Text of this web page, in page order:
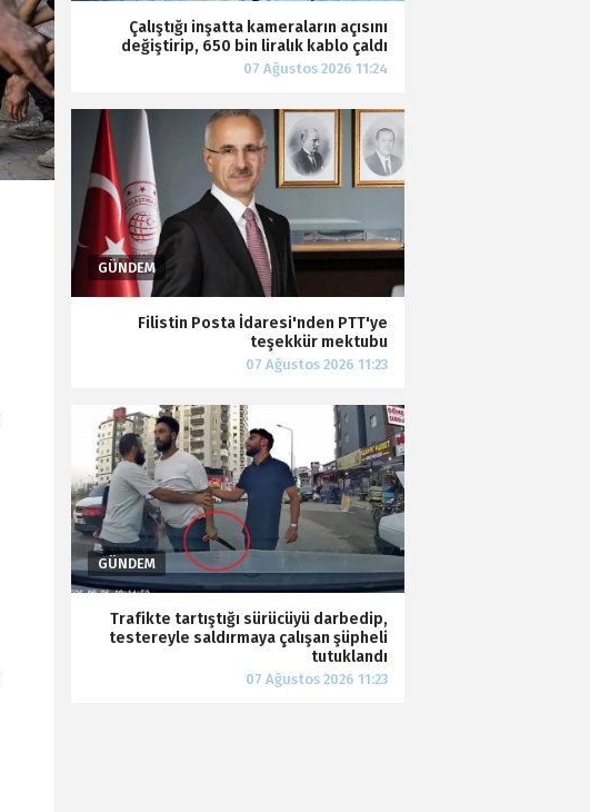
Çalıştığı inşatta kameraların açısını
değiştirip, 650 bin liralık kablo çaldı
Filistin Posta İdaresi'nden PTT'ye
teşekkür mektubu
Trafikte tartıştığı sürücüyü darbedip,
testereyle saldırmaya çalışan şüpheli
tutuklandı